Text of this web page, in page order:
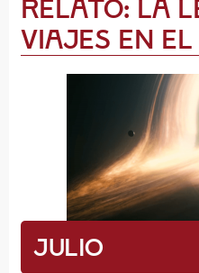
Relato: La
viajes en el
Julio